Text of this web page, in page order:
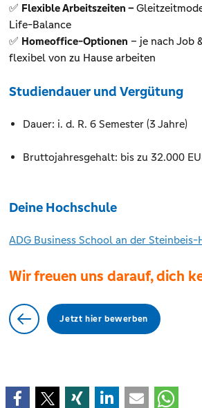
✅ Flexible Arbeitszeiten –
Life-Balance
✅ Homeoffice-Optionen – je nach Job
flexibel von zu Hause arbeiten
Studiendauer und Vergütung
Dauer: i. d. R. 6 Semester (3 Jahre)
Bruttojahresgehalt: bis zu 32.000
Deine Hochschule
ADG Business School an der
Wir freuen uns darauf, dich
Jetzt hier bewerben